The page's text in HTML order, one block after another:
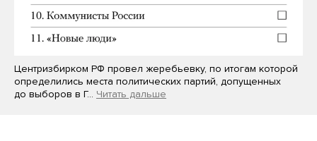
Центризбирком РФ провел жеребьевку, по итогам которой
определились места политических партий, допущенных
до выборов в Г… Читать дальше